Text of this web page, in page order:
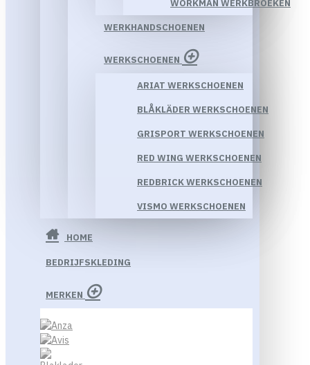
WORKMAN WERKBROEKEN
WERKHANDSCHOENEN
WERKSCHOENEN
ARIAT WERKSCHOENEN
BLÅKLÄDER WERKSCHOENEN
GRISPORT WERKSCHOENEN
RED WING WERKSCHOENEN
REDBRICK WERKSCHOENEN
VISMO WERKSCHOENEN
HOME
BEDRIJFSKLEDING
MERKEN